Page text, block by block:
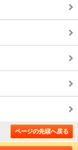
ページの先頭へ戻る